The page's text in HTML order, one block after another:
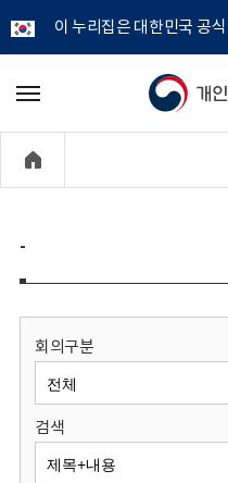
이 누리집은 대한민국 공
개
정
보
원
메
기
-
회의구분
검색